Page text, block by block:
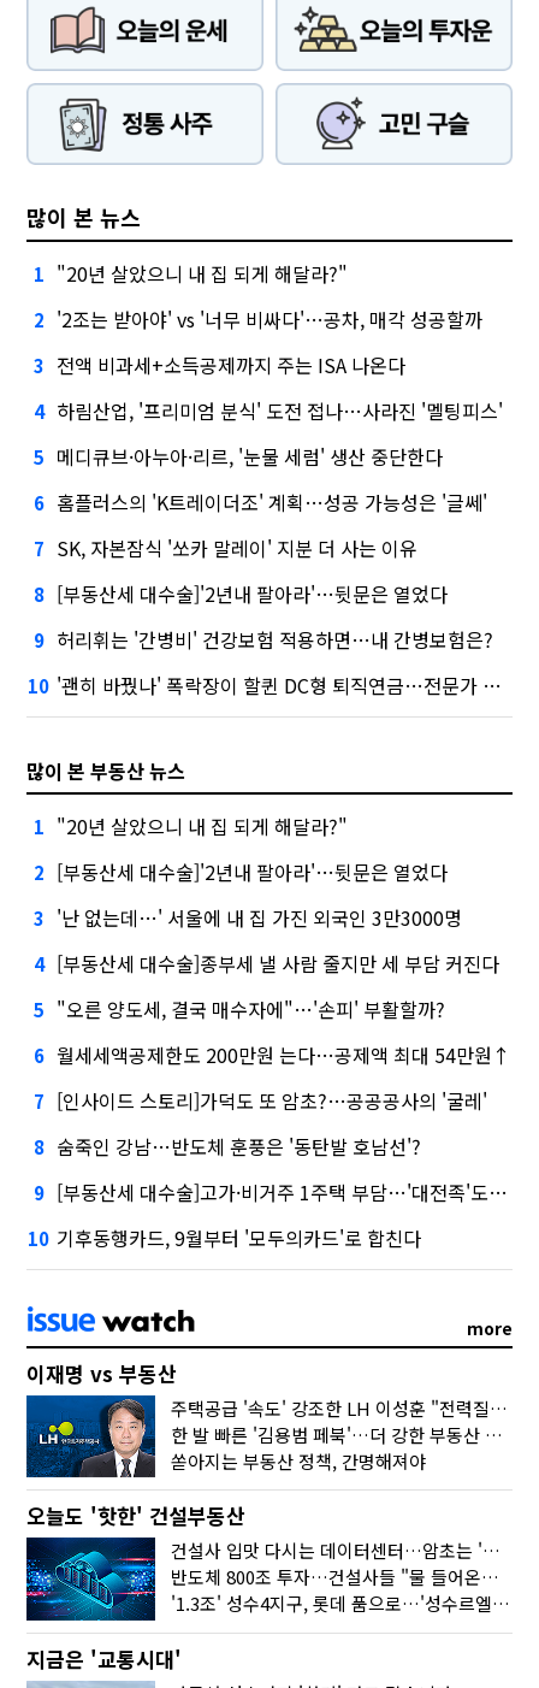
많이 본 뉴스
1 "20년 살았으니 내 집 되게 해달라?"
2 '2조는 받아야' vs '너무 비싸다'…공차, 매각 성공할까
3 전액 비과세+소득공제까지 주는 ISA 나온다
4 하림산업, '프리미엄 분식' 도전 접나…사라진 '멜팅피스'
5 메디큐브·아누아·리르, '눈물 세럼' 생산 중단한다
6 홈플러스의 'K트레이더조' 계획…성공 가능성은 '글쎄'
7 SK, 자본잠식 '쏘카 말레이' 지분 더 사는 이유
8 [부동산세 대수술]'2년내 팔아라'…뒷문은 열었다
9 허리휘는 '간병비' 건강보험 적용하면…내 간병보험은?
10 '괜히 바꿨나' 폭락장이 할퀸 DC형 퇴직연금…전문가 조언은
많이 본 부동산 뉴스
1 "20년 살았으니 내 집 되게 해달라?"
2 [부동산세 대수술]'2년내 팔아라'…뒷문은 열었다
3 '난 없는데…' 서울에 내 집 가진 외국인 3만3000명
4 [부동산세 대수술]종부세 낼 사람 줄지만 세 부담 커진다
5 "오른 양도세, 결국 매수자에"…'손피' 부활할까?
6 월세세액공제한도 200만원 는다…공제액 최대 54만원↑
7 [인사이드 스토리]가덕도 또 암초?…공공공사의 '굴레'
8 숨죽인 강남…반도체 훈풍은 '동탄발 호남선'?
9 [부동산세 대수술]고가·비거주 1주택 부담…'대전족'도 불똥
10 기후동행카드, 9월부터 '모두의카드'로 합친다
more
이재명 vs 부동산
주택공급 '속도' 강조한 LH 이성훈 "전력질주해야"
한 발 빠른 '김용범 페북'…더 강한 부동산 규제 나오나
쏟아지는 부동산 정책, 간명해져야
오늘도 '핫한' 건설부동산
건설사 입맛 다시는 데이터센터…암초는 '주민 반대'
반도체 800조 투자…건설사들 "물 들어온다!"
'1.3조' 성수4지구, 롯데 품으로…'성수르엘 S70' 거듭
지금은 '교통시대'